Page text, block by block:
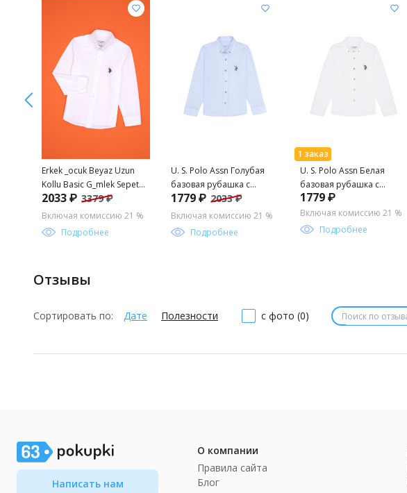
Erkek _ocuk Beyaz Uzun
Kollu Basic G_mlek Sepette
S_rpriz _ndirim
2033 ₽ 3379 ₽
Включая комиссию 21 %
Подробнее
U. S. Polo Assn Голубая
базовая рубашка с
длинным рукавом для
мальчика
1779 ₽ 2033 ₽
Включая комиссию 21 %
Подробнее
U. S. Polo Assn Белая
базовая рубашка с
длинным рукавом для
мальчика
1779 ₽
Включая комиссию 21 %
Подробнее
Отзывы
Сортировать по: Дате Полезности с фото (0)
Написать нам
О компании
Правила сайта
Блог